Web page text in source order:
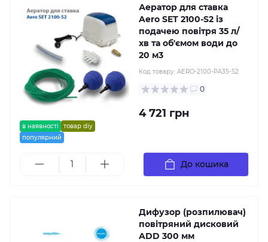
в наявності
товар diy
популярний
Аератор для ставка
Aero SET 2100-S2 із
подачею повітря 35 л/
хв та об'ємом води до
20 м3
Код товару: AERO-2100-PA35-S2
0
4 721 грн
До кошика
Дифузор (розпилювач)
повітряний дисковий
ADD 300 мм